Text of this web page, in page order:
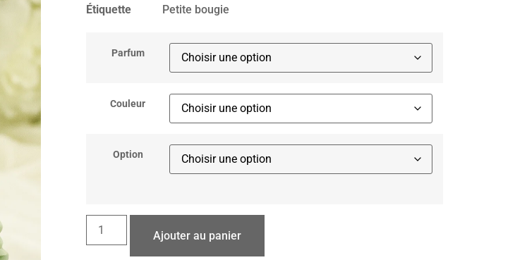
Étiquette
Petite bougie
Parfum
Couleur
Option
Ajouter au panier